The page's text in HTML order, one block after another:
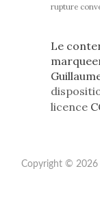
rupture
Le
licence
Copyright © 2026